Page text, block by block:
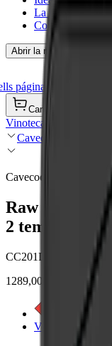
La inspiración
Consultoría
Abrir la navegación
página de inicio
Carrito de compra
Vinotecas
Cavecool
Cavecool
Raw Zircon
2 temperatura
CC201DB-SE
1289,00 €
Ver
Ver detalles del